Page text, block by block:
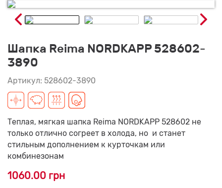
Шапка Reima NORDKAPP 528602-
3890
Артикул: 528602-3890
Теплая, мягкая шапка Reima NORDKAPP 528602 не
только отлично согреет в холода, но и станет
стильным дополнением к курточкам или
комбинезонам
1060.00 грн